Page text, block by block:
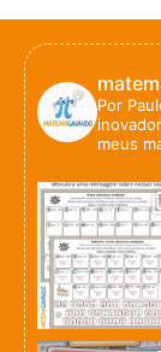
Por
meus